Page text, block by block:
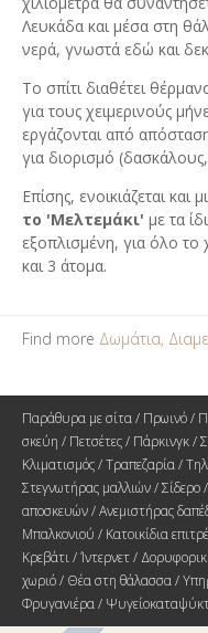
Λευκάδα και μέσα στη
νερά, γνωστά εδώ και
Το σπίτι διαθέτει
για τους χειμερινούς
εργάζονται από
για διορισμό
Επίσης, ενοικιάζεται και
το 'Μελτεμάκι' με τα
εξοπλισμένη, για όλο
και 3 άτομα.
Find more Δωμάτια,
Παράθυρα με σίτα / Πρωινό /
σκεύη / Πετσέτες / Πάρκινγκ
Κλιματισμός / Τραπεζαρία /
Στεγνωτήρας μαλλιών /
αποσκευών / Ανεμιστήρας
Μπαλκονιού / Κατοικίδια
Κρεβάτι / Ίντερνετ /
χωριό / Θέα στη θάλασσα /
Φρυγανιέρα /